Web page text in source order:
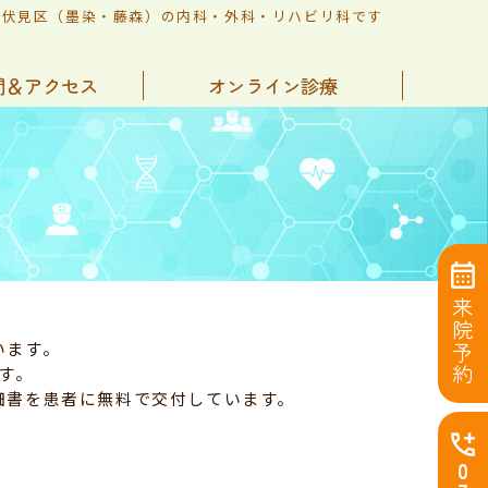
見区（墨染・藤森）の内科・外科・リハビリ科です
アクセス オンライン診療
す。
。
を患者に無料で交付しています。
来院予約
0